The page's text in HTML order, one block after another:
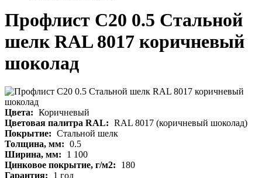
Профлист С20 0.5 Стальной
шелк RAL 8017 коричневый
шоколад
Цвета: Коричневый
Цветовая палитра RAL: RAL 8017 (коричневый шоколад)
Покрытие: Стальной шелк
Толщина, мм: 0.5
Ширина, мм:
1 100
Цинковое покрытие, г/м2:
180
Гарантия:
1 год